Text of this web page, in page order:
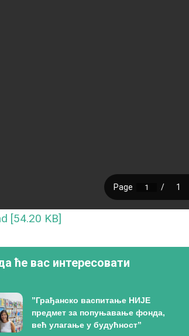
[54.20 KB]
ће вас интересовати
”Грађанско васпитање НИЈЕ
предмет за попуњавање фонда,
већ улагање у будућност”